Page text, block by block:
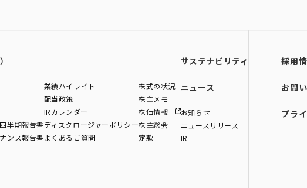
半期報告書
ンス報告書
業績ハイライト
配当政策
IRカレンダー
ディスクロージャーポリシー
よくあるご質問
株式の状況
株主メモ
株価情報
株主総会
定款
サステナビリティ
ニュース
お知らせ
ニュースリリース
IR
採用
お問
プラ